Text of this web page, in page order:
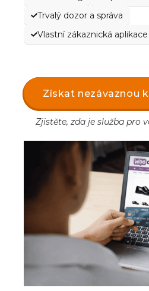
Trvalý dozor a správa
Vlastní zákaznická aplikace
Získat nezávaznou
Zjistěte, zda je služba pro